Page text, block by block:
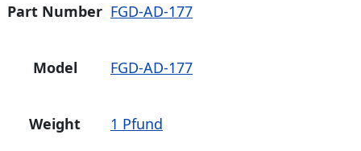
Part Number FGD-AD-177
Model FGD-AD-177
Weight 1 Pfund